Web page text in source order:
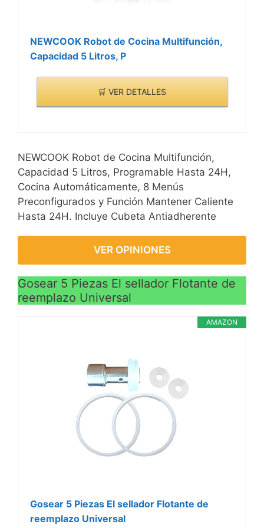
necesitas para preparar
una comida riquísima!
PPC770, y PPC790.
NEWCOOK Robot de Cocina Multifunción,
Capacidad 5 Litros, P
🛒 VER DETALLES
NEWCOOK Robot de Cocina Multifunción,
Capacidad 5 Litros, Programable Hasta 24H,
Cocina Automáticamente, 8 Menús
Preconfigurados y Función Mantener Caliente
Hasta 24H. Incluye Cubeta Antiadherente
VER OPINIONES
Gosear 5 Piezas El sellador Flotante de
reemplazo Universal
AMAZON
Gosear 5 Piezas El sellador Flotante de
reemplazo Universal